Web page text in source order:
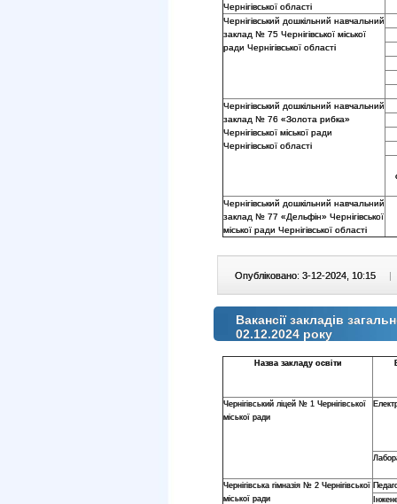
Чернігівської області
Чернігівський дошкільний навчальний
заклад № 75 Чернігівської міської
ради Чернігівської області
Чернігівський дошкільний навчальний
заклад № 76 «Золота рибка»
Чернігівської міської ради
Чернігівської області
Чернігівський дошкільний навчальний
заклад № 77 «Дельфін» Чернігівської
міської ради Чернігівської області
Опубліковано: 3-12-2024, 10:15 |
Вакансії закладів
02.12.2024 року
Назва закладу освіти
Чернігівський ліцей № 1 Чернігівської
міської ради
Чернігівська гімназія № 2 Чернігівської
міської ради